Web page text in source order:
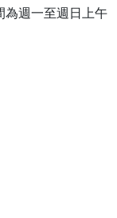
為週一至週日上午